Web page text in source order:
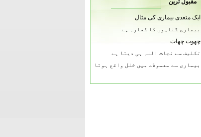
مقبول ترین
ایک متعدی بیماری کی مثال
بیماری گناہوں کا کفارہ ہے
چھوت چھات
تکلیف سے نجات اللہ ہی دیتا ہے
بیماری سے معمولات میں خلل واقع ہوتا